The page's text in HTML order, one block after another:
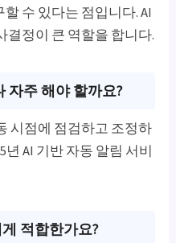
수 있다는 점입니다. AI
결정이 큰 역할을 합니다.
자주 해야 할까요?
시점에 점검하고 조정하
AI 기반 자동 알림 서비
적합한가요?